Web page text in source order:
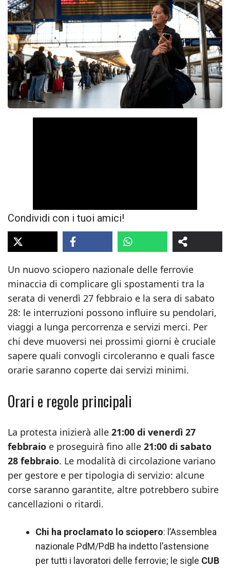
Condividi con i tuoi amici!
Un nuovo sciopero nazionale delle ferrovie
minaccia di complicare gli spostamenti tra la
serata di venerdì 27 febbraio e la sera di sabato
28: le interruzioni possono influire su pendolari,
viaggi a lunga percorrenza e servizi merci. Per
chi deve muoversi nei prossimi giorni è cruciale
sapere quali convogli circoleranno e quali fasce
orarie saranno coperte dai servizi minimi.
Orari e regole principali
La protesta inizierà alle 21:00 di venerdì 27
febbraio e proseguirà fino alle 21:00 di sabato
28 febbraio. Le modalità di circolazione variano
per gestore e per tipologia di servizio: alcune
corse saranno garantite, altre potrebbero subire
cancellazioni o ritardi.
Chi ha proclamato lo sciopero: l’Assemblea
nazionale PdM/PdB ha indetto l’astensione
per tutti i lavoratori delle ferrovie; le sigle CUB